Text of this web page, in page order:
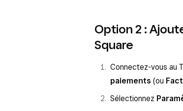
Option 2 :
Square
Connectez-vous au
paiements (ou
Sélectionnez